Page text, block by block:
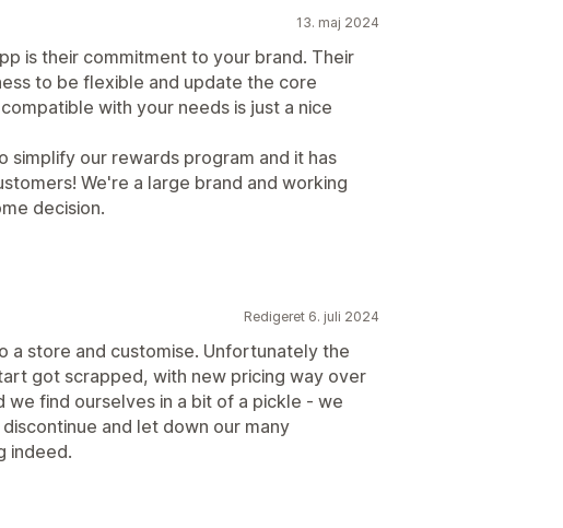
13. maj 2024
is their commitment to your brand. Their
to be flexible and update the core
with your needs is just a nice
our rewards program and it has
We're a large brand and working
decision.
Redigeret 6. juli 2024
a store and customise. Unfortunately the
got scrapped, with new pricing way over
find ourselves in a bit of a pickle - we
and let down our many
indeed.